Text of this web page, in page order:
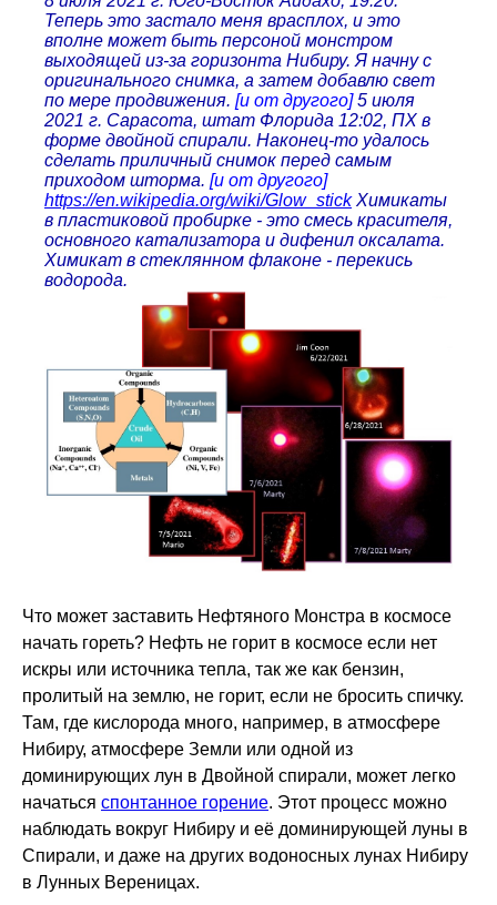
Теперь это застало меня врасплох, и это
вполне может быть персоной монстром
выходящей из-за горизонта Нибиру. Я начну с
оригинального снимка, а затем добавлю свет
по мере продвижения. [и от другого] 5 июля
2021 г. Сарасота, штат Флорида 12:02, ПХ в
форме двойной спирали. Наконец-то удалось
сделать приличный снимок перед самым
приходом шторма. [и от другого]
https://en.wikipedia.org/wiki/Glow_stickХимикаты
в пластиковой пробирке - это смесь красителя,
основного катализатора и дифенил оксалата.
Химикат в стеклянном флаконе - перекись
водорода.
Что может заставить Нефтяного Монстра в космосе
начать гореть? Нефть не горит в космосе если нет
искры или источника тепла, так же как бензин,
пролитый на землю, не горит, если не бросить спичку.
Там, где кислорода много, например, в атмосфере
Нибиру, атмосфере Земли или одной из
доминирующих лун в Двойной спирали, может легко
начаться спонтанное горение. Этот процесс можно
наблюдать вокруг Нибиру и её доминирующей луны в
Спирали, и даже на других водоносных лунах Нибиру
в Лунных Вереницах.